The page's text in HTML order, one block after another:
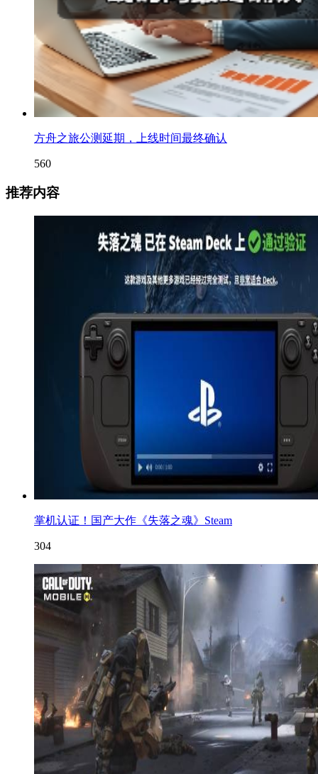
方舟之旅公测延期，上线时间最终确认
560
推荐内容
掌机认证！国产大作《失落之魂》Steam
304